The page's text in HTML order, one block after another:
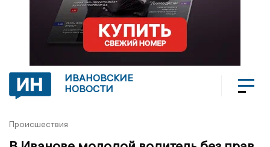
ИВАНОВСКИЕ
НОВОСТИ
Происшествия